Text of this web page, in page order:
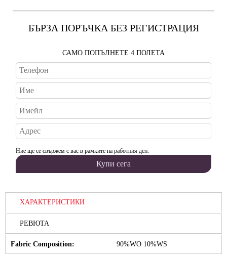
БЪРЗА ПОРЪЧКА БЕЗ РЕГИСТРАЦИЯ
САМО ПОПЪЛНЕТЕ 4 ПОЛЕТА
Ние ще се свържем с вас в рамките на работния ден.
ХАРАКТЕРИСТИКИ
РЕВЮТА
Fabric Composition: 90%WO 10%WS